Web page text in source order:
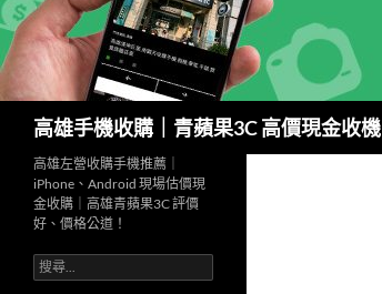
高雄手機收購｜青蘋果3C 高價現金收機
高雄左營收購手機推薦｜
iPhone、Android 現場估價現
金收購｜高雄青蘋果3C 評價
好、價格公道！
搜
尋